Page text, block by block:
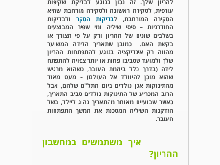
להריון שלך. זה נכון בנוגע לבדיקת שקיפות
עורפית, לסקירה ראשונה ולסקירה מורחבת שהיא
הסקירה המורחבת, לבדיקות הסקרולבדיקות
החודרניות – סיסי שיליה ומי שפיר המבוצעים
בשלבים שונים של ההריון ורק על פי הצורך או
בקשת האם. כמובן שתאריך הלידה המשוער
מהווה רק אינדיקציה בנוגע להתפתחות ההריון
שלך ולמועד שסביבו פחות או יותר צפויה להתפתח
לידה (בדרך כלל ביוזמת העובר, כשהוא מרגיש
שהוא מוכן להיוולד אל העולם) – מעט מאוד
מהתינוקות אכן נולדים ביום התל"מ שלהם, אבל
הרוב המכריע של התינוקות נולדים סביב התאריך,
כאשר שבועיים מאוחר מהתאריך נהוג ליילד, בשל
הזדקנות השיליה המסכנת את המשך התפתחות
העובר.
איך משתמשים במחשבון
ההריון?